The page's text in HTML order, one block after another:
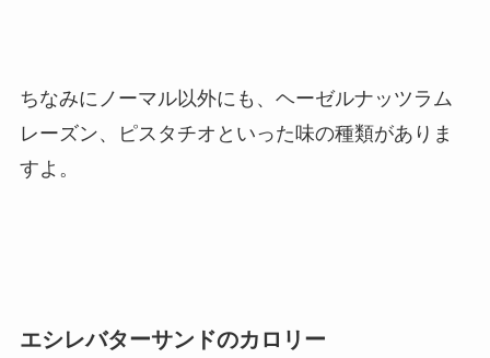
ちなみにノーマル以外にも、ヘーゼルナッツラム
レーズン、ピスタチオといった味の種類がありま
すよ。
エシレバターサンドのカロリー